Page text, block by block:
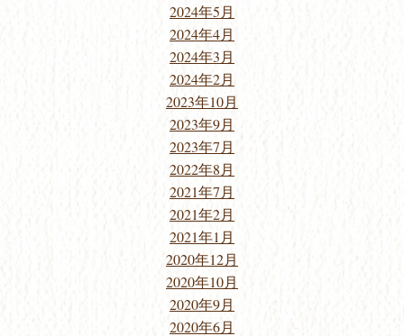
2024年5月
2024年4月
2024年3月
2024年2月
2023年10月
2023年9月
2023年7月
2022年8月
2021年7月
2021年2月
2021年1月
2020年12月
2020年10月
2020年9月
2020年6月